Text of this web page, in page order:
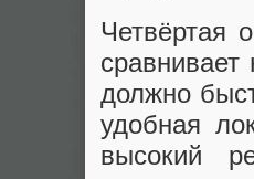
Четвёртая
должно
удобная
высокий